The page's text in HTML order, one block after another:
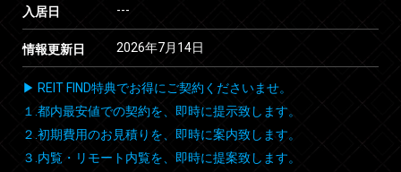
入居日 ---
情報更新日 2026年7月14日
▶ REIT FIND特典でお得にご契約くださいませ。
１.都内最安値での契約を、即時に提示致します。
２.初期費用のお見積りを、即時に案内致します。
３.内覧・リモート内覧を、即時に提案致します。